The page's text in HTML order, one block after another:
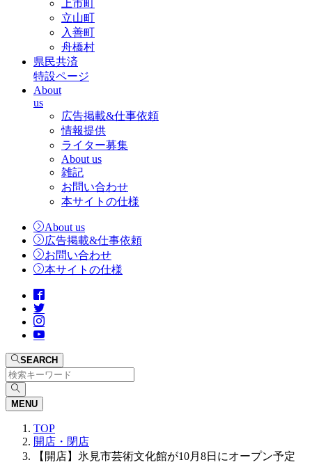
上市町
立山町
入善町
舟橋村
県民共済
特設ページ
About
us
広告掲載&仕事依頼
情報提供
ライター募集
About us
雑記
お問い合わせ
本サイトの仕様
About us
広告掲載&仕事依頼
お問い合わせ
本サイトの仕様
SEARCH
MENU
TOP
開店・閉店
【開店】氷見市芸術文化館が10月8日にオープン予定